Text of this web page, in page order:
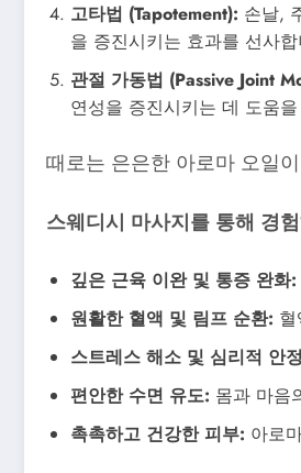
고타법 (Tapotement): 손날,
을 증진시키는 효과를 선사
관절 가동법 (Passive Joint
연성을 증진시키는 데 도움
때로는 은은한 아로마 오일
스웨디시 마사지를 통해 경
깊은 근육 이완 및 통증 완화:
원활한 혈액 및 림프 순환:
스트레스 해소 및 심리적 안
편안한 수면 유도: 몸과 마음
촉촉하고 건강한 피부: 아로